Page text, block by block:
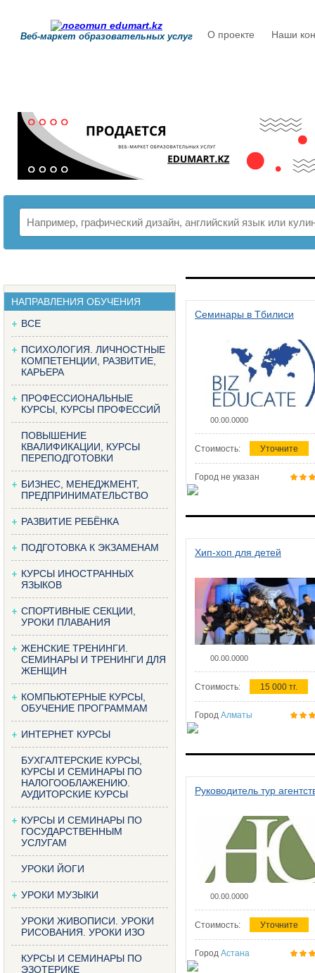
Веб-маркет образовательных услуг О проекте Наши
НАПРАВЛЕНИЯ ОБУЧЕНИЯ
ВСЕ
ПСИХОЛОГИЯ. ЛИЧНОСТНЫЕ
КОМПЕТЕНЦИИ, РАЗВИТИЕ,
КАРЬЕРА
ПРОФЕССИОНАЛЬНЫЕ
КУРСЫ, КУРСЫ ПРОФЕССИЙ
ПОВЫШЕНИЕ
КВАЛИФИКАЦИИ, КУРСЫ
ПЕРЕПОДГОТОВКИ
БИЗНЕС, МЕНЕДЖМЕНТ,
ПРЕДПРИНИМАТЕЛЬСТВО
РАЗВИТИЕ РЕБЁНКА
ПОДГОТОВКА К ЭКЗАМЕНАМ
КУРСЫ ИНОСТРАННЫХ
ЯЗЫКОВ
СПОРТИВНЫЕ СЕКЦИИ,
УРОКИ ПЛАВАНИЯ
ЖЕНСКИЕ ТРЕНИНГИ.
СЕМИНАРЫ И ТРЕНИНГИ ДЛЯ
ЖЕНЩИН
КОМПЬЮТЕРНЫЕ КУРСЫ,
ОБУЧЕНИЕ ПРОГРАММАМ
ИНТЕРНЕТ КУРСЫ
БУХГАЛТЕРСКИЕ КУРСЫ,
КУРСЫ И СЕМИНАРЫ ПО
НАЛОГООБЛАЖЕНИЮ.
АУДИТОРСКИЕ КУРСЫ
КУРСЫ И СЕМИНАРЫ ПО
ГОСУДАРСТВЕННЫМ
УСЛУГАМ
УРОКИ ЙОГИ
УРОКИ МУЗЫКИ
УРОКИ ЖИВОПИСИ. УРОКИ
РИСОВАНИЯ. УРОКИ ИЗО
КУРСЫ И СЕМИНАРЫ ПО
ЭЗОТЕРИКЕ
Семинары в Тбилиси
00.00.0000
Стоимость: Уточните
Город не указан
Хип-хоп для детей
00.00.0000
Стоимость: 15 000 тг.
Город Алматы
Руководитель тур
00.00.0000
Стоимость: Уточните
Город Астана